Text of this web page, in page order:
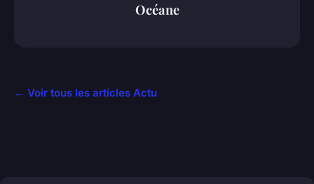
Océane
← Voir tous les articles Actu